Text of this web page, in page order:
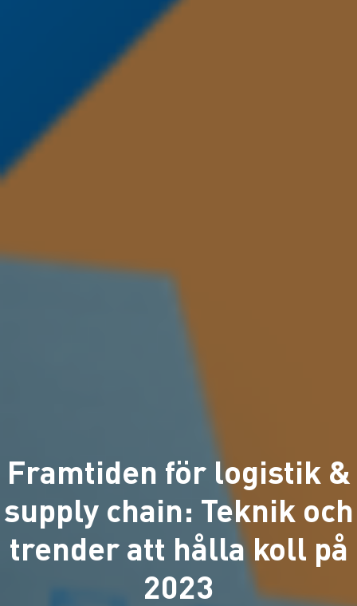
Framtiden för logistik &
supply chain: Teknik och
trender att hålla koll på
2023